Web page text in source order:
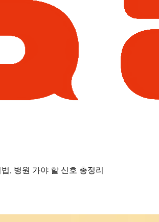
, 병원 가야 할 신호 총정리